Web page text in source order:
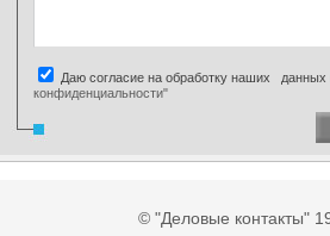
Даю согласие на обработку наших данных
конфиденциальности"
© "Деловые контакты"